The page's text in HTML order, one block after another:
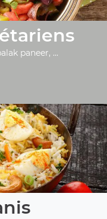
paneer, ...